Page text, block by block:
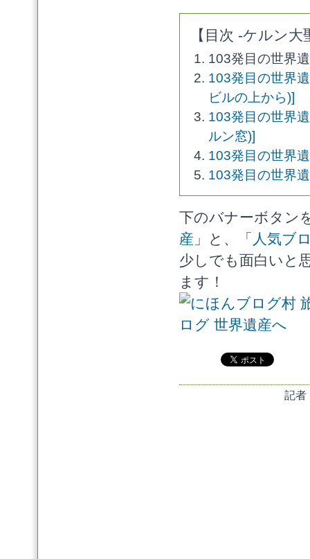
【目次 -ケルン大
103発目の世界
103発目の世界
ビルの上から)]
103発目の世界
ルン窓)]
103発目の世界
103発目の世界
下のバナーボタン
産 」と、「 人気ブ
少しでも面白いと
ます！
記者